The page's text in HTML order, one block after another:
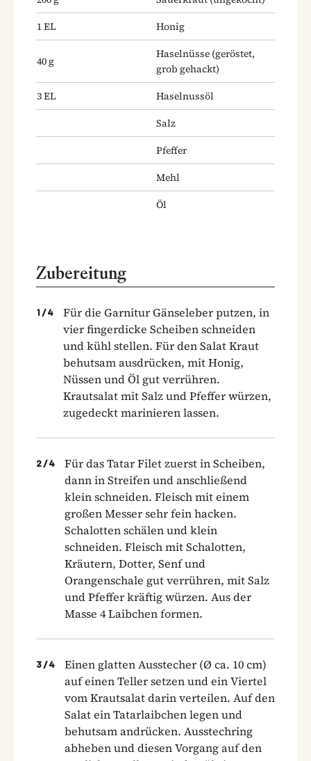
1EL Honig
40g
Haselnüsse (geröstet,
grob gehackt)
3EL
Haselnussöl
Salz
Pfeffer
Mehl
Öl
Zubereitung
1 /4
Für die Garnitur Gänseleber putzen, in
vier fingerdicke Scheiben schneiden
und kühl stellen. Für den Salat Kraut
behutsam ausdrücken, mit Honig,
Nüssen und Öl gut verrühren.
Krautsalat mit Salz und Pfeffer würzen,
zugedeckt marinieren lassen.
2 /4
Für das Tatar Filet zuerst in Scheiben,
dann in Streifen und anschließend
klein schneiden. Fleisch mit einem
großen Messer sehr fein hacken.
Schalotten schälen und klein
schneiden. Fleisch mit Schalotten,
Kräutern, Dotter, Senf und
Orangenschale gut verrühren, mit Salz
und Pfeffer kräftig würzen. Aus der
Masse 4 Laibchen formen.
3 /4
Einen glatten Ausstecher (Ø ca. 10 cm)
auf einen Teller setzen und ein Viertel
vom Krautsalat darin verteilen. Auf den
Salat ein Tatarlaibchen legen und
behutsam andrücken. Ausstechring
abheben und diesen Vorgang auf den